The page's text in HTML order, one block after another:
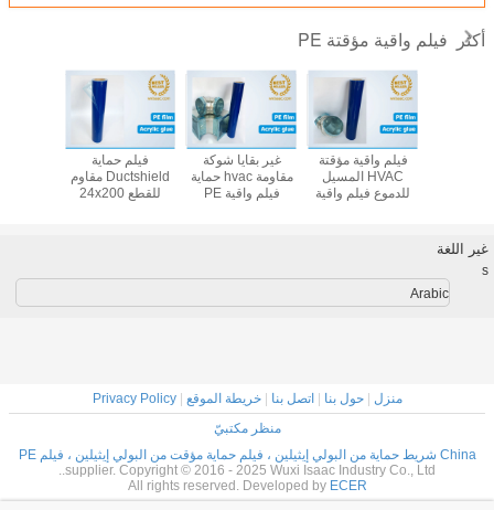
أكثر فيلم واقية مؤقتة PE
غطاء غلاف مجاري
مقاوم للطعن ،
طبقة واقية مؤقتة
مضاد للثقب لا يترك
بقايا فيلم حماية
مجرى الهواء HVAC
قابل للإزالة واقية
من طعنة فيلم حماية
القناة 3mil فيلم
إيثيلين
غير اللغة
s
Arabic
منزل |حول بنا |اتصل بنا |خريطة الموقع |
Privacy Policy
منظر مكتبيّ
China شريط حماية من البولي إيثيلين ، فيلم حماية مؤقت من البولي إيثيلين ، فيلم PE
supplier. Copyright © 2016 - 2025 Wuxi Isaac Industry Co., Ltd..
All rights reserved. Developed by ECER